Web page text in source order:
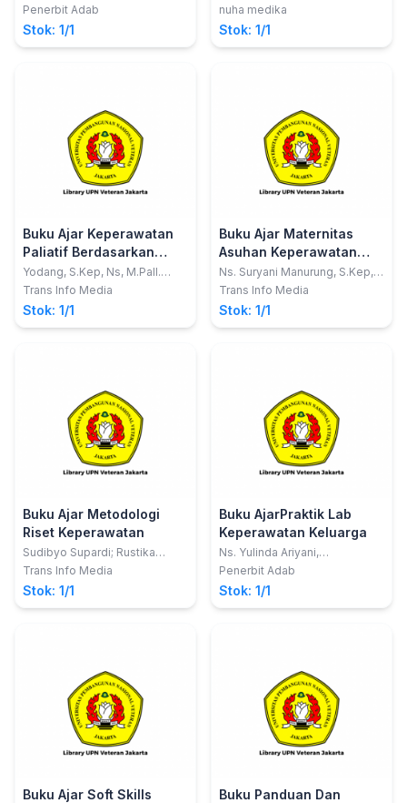
S.Kep., M.Kep.; dkk
Penerbit Adab
Stok: 1/1
Pendidikan Sarjana
Terapan)
nuha medika
Stok: 1/1
Buku Ajar Keperawatan
Paliatif Berdasarkan
Kurikulum AIPNI 2015
Yodang, S.Kep, Ns, M.Pall.
Care
Trans Info Media
Stok: 1/1
Buku Ajar Maternitas
Asuhan Keperawatan
Antenatal
Ns. Suryani Manurung, S.Kep,
M.Kep, Sp.Mat
Trans Info Media
Stok: 1/1
Buku Ajar Metodologi
Riset Keperawatan
Sudibyo Supardi; Rustika
Herman
Trans Info Media
Stok: 1/1
Buku AjarPraktik Lab
Keperawatan Keluarga
Ns. Yulinda Ariyani,
S.Kep.,M.Kep.; Ns. Andre
Penerbit Adab
Stok: 1/1
Buku Ajar Soft Skills
Buku Panduan Dan